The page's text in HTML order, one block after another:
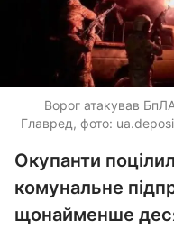
Ворог атакував
Главред, фото:
Окупанти
комунальне
щонайменше